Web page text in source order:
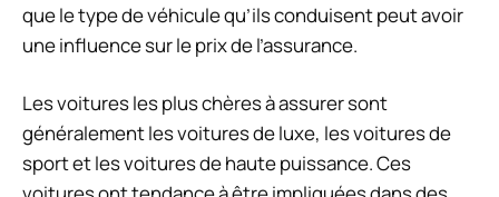
que le type de véhicule qu’ils conduisent peut avoir
une influence sur le prix de l’assurance.
Les voitures les plus chères à assurer sont
généralement les voitures de luxe, les voitures de
sport et les voitures de haute puissance. Ces